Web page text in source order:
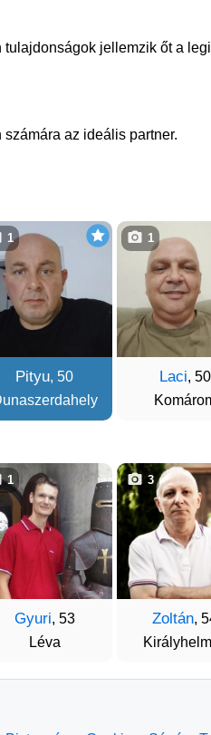
tulajdonságok jellemzik őt a
számára az ideális partner.
Pityu, 50
1
Laci, 50
1
Gyuri, 53
Léva
1
Zoltán,
3